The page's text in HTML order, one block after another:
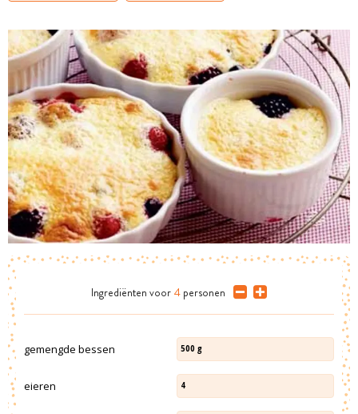
Ingrediënten voor 4 personen
gemengde bessen 500 g
eieren 4